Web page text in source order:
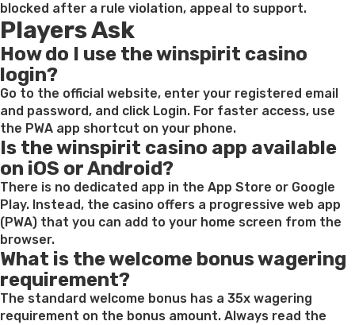
blocked after a rule violation, appeal to support.
Players Ask
How do I use the winspirit casino
login?
Go to the official website, enter your registered email
and password, and click Login. For faster access, use
the PWA app shortcut on your phone.
Is the winspirit casino app available
on iOS or Android?
There is no dedicated app in the App Store or Google
Play. Instead, the casino offers a progressive web app
(PWA) that you can add to your home screen from the
browser.
What is the welcome bonus wagering
requirement?
The standard welcome bonus has a 35x wagering
requirement on the bonus amount. Always read the